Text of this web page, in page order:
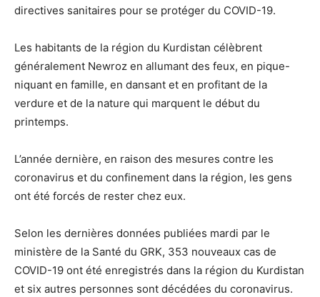
directives sanitaires pour se protéger du COVID-19.
Les habitants de la région du Kurdistan célèbrent
généralement Newroz en allumant des feux, en pique-
niquant en famille, en dansant et en profitant de la
verdure et de la nature qui marquent le début du
printemps.
L’année dernière, en raison des mesures contre les
coronavirus et du confinement dans la région, les gens
ont été forcés de rester chez eux.
Selon les dernières données publiées mardi par le
ministère de la Santé du GRK, 353 nouveaux cas de
COVID-19 ont été enregistrés dans la région du Kurdistan
et six autres personnes sont décédées du coronavirus.